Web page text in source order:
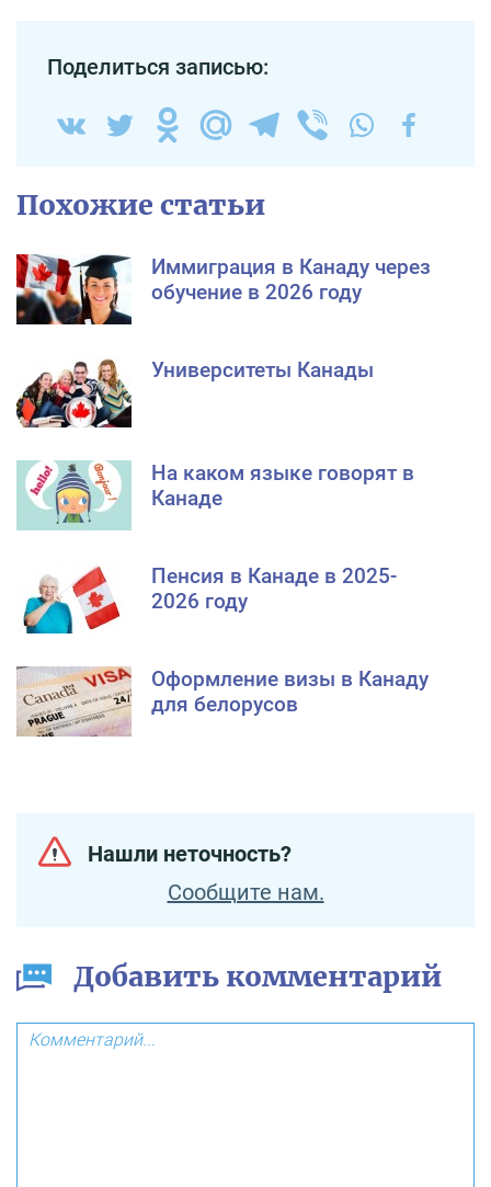
Поделиться записью:
Похожие статьи
Иммиграция в Канаду через
обучение в 2026 году
Университеты Канады
На каком языке говорят в
Канаде
Пенсия в Канаде в 2025-
2026 году
Оформление визы в Канаду
для белорусов
Нашли неточность?
Сообщите нам.
Добавить комментарий